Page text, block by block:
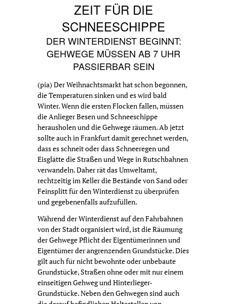
ZEIT FÜR DIE
SCHNEESCHIPPE
DER WINTERDIENST BEGINNT:
GEHWEGE MÜSSEN AB 7 UHR
PASSIERBAR SEIN
(pia) Der Weihnachtsmarkt hat schon begonnen,
die Temperaturen sinken und es wird bald
Winter. Wenn die ersten Flocken fallen, müssen
die Anlieger Besen und Schneeschippe
herausholen und die Gehwege räumen. Ab jetzt
sollte auch in Frankfurt damit gerechnet werden,
dass es schneit oder dass Schneeregen und
Eisglätte die Straßen und Wege in Rutschbahnen
verwandeln. Daher rät das Umweltamt,
rechtzeitig im Keller die Bestände von Sand oder
Feinsplitt für den Winterdienst zu überprüfen
und gegebenenfalls aufzufüllen.
Während der Winterdienst auf den Fahrbahnen
von der Stadt organisiert wird, ist die Räumung
der Gehwege Pflicht der Eigentümerinnen und
Eigentümer der angrenzenden Grundstücke. Dies
gilt auch für nicht bewohnte oder unbebaute
Grundstücke, Straßen ohne oder mit nur einem
einseitigen Gehweg und Hinterlieger-
Grundstücke. Neben den Gehwegen sind auch